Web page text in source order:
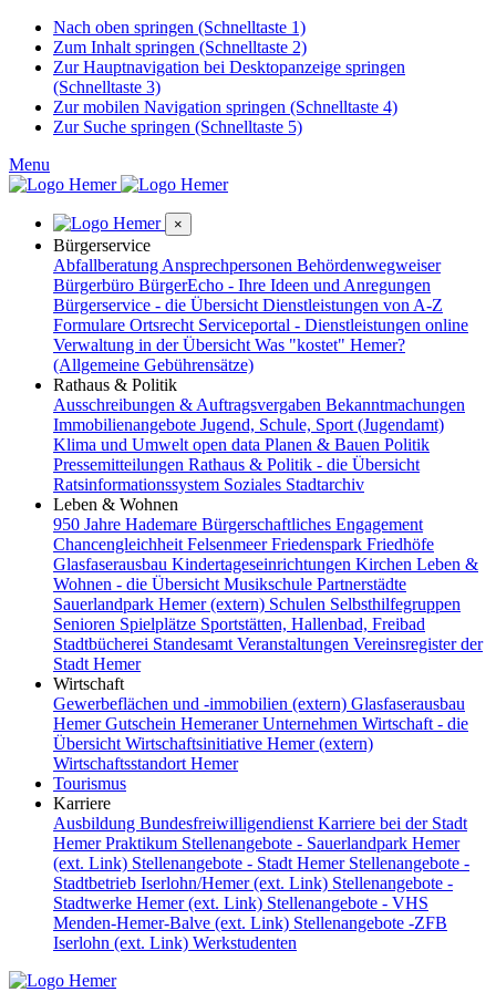
Nach oben springen (Schnelltaste 1)
Zum Inhalt springen (Schnelltaste 2)
Zur Hauptnavigation bei Desktopanzeige springen
(Schnelltaste 3)
Zur mobilen Navigation springen (Schnelltaste 4)
Zur Suche springen (Schnelltaste 5)
Menu
×
Bürgerservice
Abfallberatung Ansprechpersonen Behördenwegweiser
Bürgerbüro BürgerEcho - Ihre Ideen und Anregungen
Bürgerservice - die Übersicht Dienstleistungen von A-Z
Formulare Ortsrecht Serviceportal - Dienstleistungen online
Verwaltung in der Übersicht Was "kostet" Hemer?
(Allgemeine Gebührensätze)
Rathaus & Politik
Ausschreibungen & Auftragsvergaben Bekanntmachungen
Immobilienangebote Jugend, Schule, Sport (Jugendamt)
Klima und Umwelt open data Planen & Bauen Politik
Pressemitteilungen Rathaus & Politik - die Übersicht
Ratsinformationssystem Soziales Stadtarchiv
Leben & Wohnen
950 Jahre Hademare Bürgerschaftliches Engagement
Chancengleichheit FelsenmeerFriedenspark Friedhöfe
Glasfaserausbau Kindertageseinrichtungen Kirchen Leben &
Wohnen - die Übersicht Musikschule Partnerstädte
Sauerlandpark Hemer (extern) Schulen Selbsthilfegruppen
Senioren Spielplätze Sportstätten, Hallenbad, Freibad
Stadtbücherei Standesamt Veranstaltungen Vereinsregister der
Stadt Hemer
Wirtschaft
Gewerbeflächen und -immobilien (extern) Glasfaserausbau
Hemer Gutschein Hemeraner Unternehmen Wirtschaft - die
Übersicht Wirtschaftsinitiative Hemer (extern)
Wirtschaftsstandort Hemer
Tourismus
Karriere
Ausbildung Bundesfreiwilligendienst Karriere bei der Stadt
HemerPraktikum Stellenangebote - Sauerlandpark Hemer
(ext. Link) Stellenangebote - Stadt Hemer Stellenangebote -
Stadtbetrieb Iserlohn/Hemer (ext. Link) Stellenangebote -
Stadtwerke Hemer (ext. Link) Stellenangebote - VHS
Menden-Hemer-Balve (ext. Link) Stellenangebote -ZFB
Iserlohn (ext. Link) Werkstudenten